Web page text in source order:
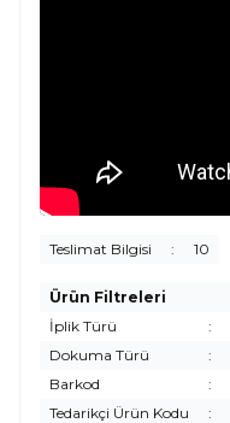
Teslimat Bilgisi : 10
Ürün Filtreleri
İplik Türü
:
Dokuma Türü
:
Barkod
:
Tedarikçi Ürün Kodu
: